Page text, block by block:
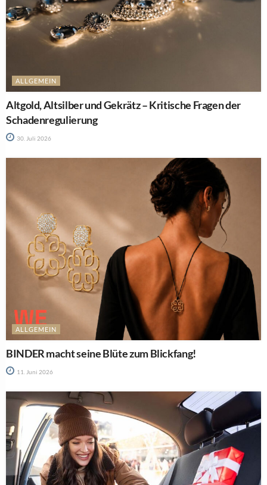
ALLGEMEIN
Altgold, Altsilber und Gekrätz – Kritische Fragen der
Schadenregulierung
30. Juli 2026
ALLGEMEIN
BINDER macht seine Blüte zum Blickfang!
11. Juni 2026